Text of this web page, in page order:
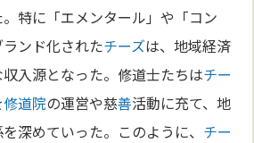
特に「エメンタール」や「コン
ンド化されたチーズは、地域経済
入源となった。修道士たちはチー
修道院の運営や慈善活動に充て、地
深めていった。このように、 チー